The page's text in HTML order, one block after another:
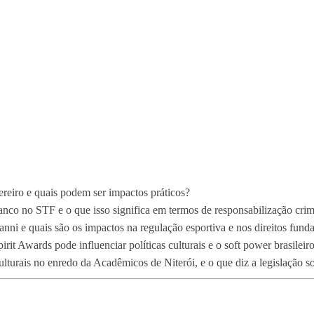
e quais podem ser impactos práticos?
no STF e o que isso significa em termos de responsabilização
e quais são os impactos na regulação esportiva e nos direitos
Awards pode influenciar políticas culturais e o soft power
no enredo da Acadêmicos de Niterói, e o que diz a legislação